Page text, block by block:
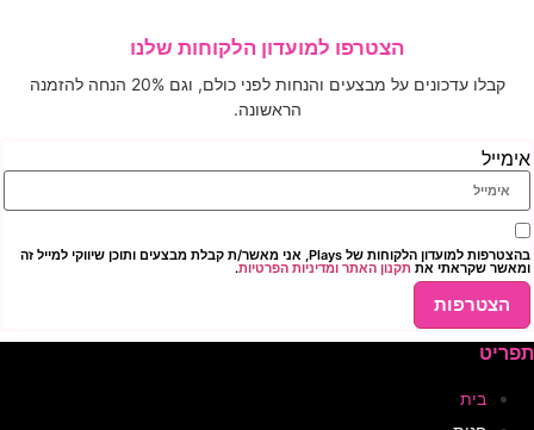
הצטרפו למועדון הלקוחות שלנו
קבלו עדכונים על מבצעים והנחות לפני כולם, וגם 20% הנחה להזמנה
בהצטרפות למועדון הלקוחות של Plays, אני מאשר/ת קבלת מבצעים ותוכן שיווקי למייל זה
אתתקנון האתר ומדיניות הפרטיות.